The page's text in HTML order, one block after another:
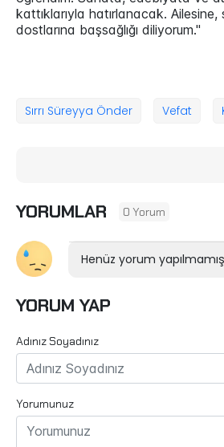
kattıklarıyla hatırlanacak.
dostlarına başsağlığı diliyorum."
Sırrı Süreyya Önder Vefat
YORUMLAR 0 Yorum
Henüz yorum
YORUM YAP
Adınız Soyadınız
Yorumunuz